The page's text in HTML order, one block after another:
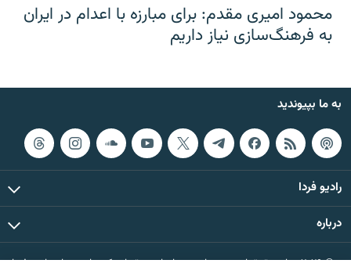
محمود امیری مقدم: برای مبارزه با اعدام در ایران
به فرهنگ‌سازی نیاز داریم
به ما بپیوندید
رادیو فردا
درباره